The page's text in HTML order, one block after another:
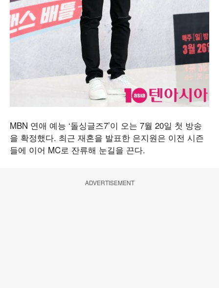
MBN 연애 예능 ‘돌싱글즈7’이 오는 7월 20일 첫 방송
을 확정했다. 최근 재혼을 발표한 은지원은 이전 시즌
들에 이어 MC로 잔류해 눈길을 끈다.
ADVERTISEMENT